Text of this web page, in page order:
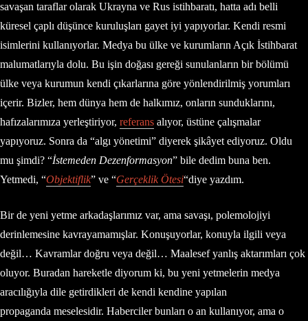
savaşan taraflar olarak Ukrayna ve Rus istihbaratı, hatta adı belli
küresel çaplı düşünce kuruluşları gayet iyi yapıyorlar. Kendi resmi
isimlerini kullanıyorlar. Medya bu ülke ve kurumların Açık İstihbarat
malumatlarıyla dolu. Bu işin doğası gereği sunulanların bir bölümü
ülke veya kurumun kendi çıkarlarına göre yönlendirilmiş yorumları
içerir. Bizler, hem dünya hem de halkımız, onların sunduklarını,
hafızalarımıza yerleştiriyor, referans alıyor, üstüne çalışmalar
yapıyoruz. Sonra da “algı yönetimi” diyerek şikâyet ediyoruz. Oldu
mu şimdi? “İstemeden Dezenformasyon” bile dedim buna ben.
Yetmedi, “Objektiflik” ve “Gerçeklik Ötesi“diye yazdım.
Bir de yeni yetme arkadaşlarımız var, ama savaşı, polemolojiyi
derinlemesine kavrayamamışlar. Konuşuyorlar, konuyla ilgili veya
değil… Kavramlar doğru veya değil… Maalesef yanlış aktarımları çok
oluyor. Buradan hareketle diyorum ki, bu yeni yetmelerin medya
aracılığıyla dile getirdikleri de kendi kendine yapılan
propaganda meselesidir. Haberciler bunları o an kullanıyor, ama o